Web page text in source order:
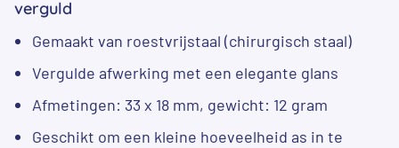
verguld
Gemaakt van roestvrijstaal (chirurgisch staal)
Vergulde afwerking met een elegante glans
Afmetingen: 33 x 18 mm, gewicht: 12 gram
Geschikt om een kleine hoeveelheid as in te